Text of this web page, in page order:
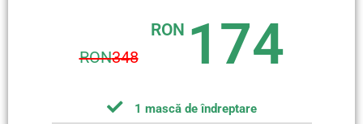
RON348
RON 174
1 mască de îndreptare